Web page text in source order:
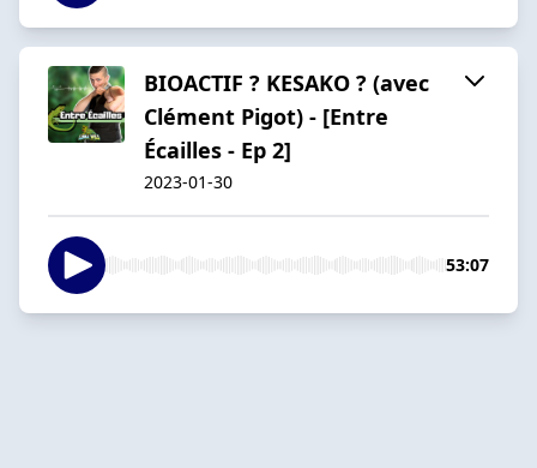
BIOACTIF ? KESAKO ? (avec
Clément Pigot) - [Entre
Écailles - Ep 2]
2023-01-30
53:07